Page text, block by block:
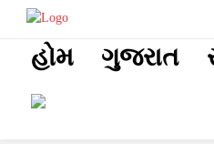
હોમ ગુજરાત